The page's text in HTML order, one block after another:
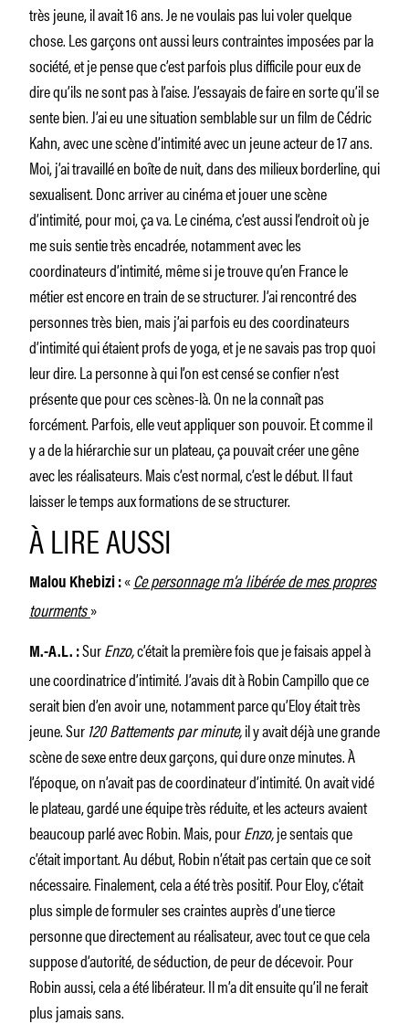
très jeune, il avait 16 ans. Je ne voulais pas lui voler quelque
chose. Les garçons ont aussi leurs contraintes imposées par la
société, et je pense que c’est parfois plus difficile pour eux de
dire qu’ils ne sont pas à l’aise. J’essayais de faire en sorte qu’il se
sente bien. J’ai eu une situation semblable sur un film de Cédric
Kahn, avec une scène d’intimité avec un jeune acteur de 17 ans.
Moi, j’ai travaillé en boîte de nuit, dans des milieux borderline, qui
sexualisent. Donc arriver au cinéma et jouer une scène
d’intimité, pour moi, ça va. Le cinéma, c’est aussi l’endroit où je
me suis sentie très encadrée, notamment avec les
coordinateurs d’intimité, même si je trouve qu’en France le
métier est encore en train de se structurer. J’ai rencontré des
personnes très bien, mais j’ai parfois eu des coordinateurs
d’intimité qui étaient profs de yoga, et je ne savais pas trop quoi
leur dire. La personne à qui l’on est censé se confier n’est
présente que pour ces scènes-là. On ne la connaît pas
forcément. Parfois, elle veut appliquer son pouvoir. Et comme il
y a de la hiérarchie sur un plateau, ça pouvait créer une gêne
avec les réalisateurs. Mais c’est normal, c’est le début. Il faut
laisser le temps aux formations de se structurer.
À LIRE AUSSI
Malou Khebizi :«Ce personnage m’a libérée de mes propres
tourments»
M.-A.L. :SurEnzo,c’était la première fois que je faisais appel à
une coordinatrice d’intimité. J’avais dit à Robin Campillo que ce
serait bien d’en avoir une, notamment parce qu’Eloy était très
jeune. Sur120 Battements par minute,il y avait déjà une grande
scène de sexe entre deux garçons, qui dure onze minutes. À
l’époque, on n’avait pas de coordinateur d’intimité. On avait vidé
le plateau, gardé une équipe très réduite, et les acteurs avaient
beaucoup parlé avec Robin. Mais, pourEnzo,je sentais que
c’était important. Au début, Robin n’était pas certain que ce soit
nécessaire. Finalement, cela a été très positif. Pour Eloy, c’était
plus simple de formuler ses craintes auprès d’une tierce
personne que directement au réalisateur, avec tout ce que cela
suppose d’autorité, de séduction, de peur de décevoir. Pour
Robin aussi, cela a été libérateur. Il m’a dit ensuite qu’il ne ferait
plus jamais sans.